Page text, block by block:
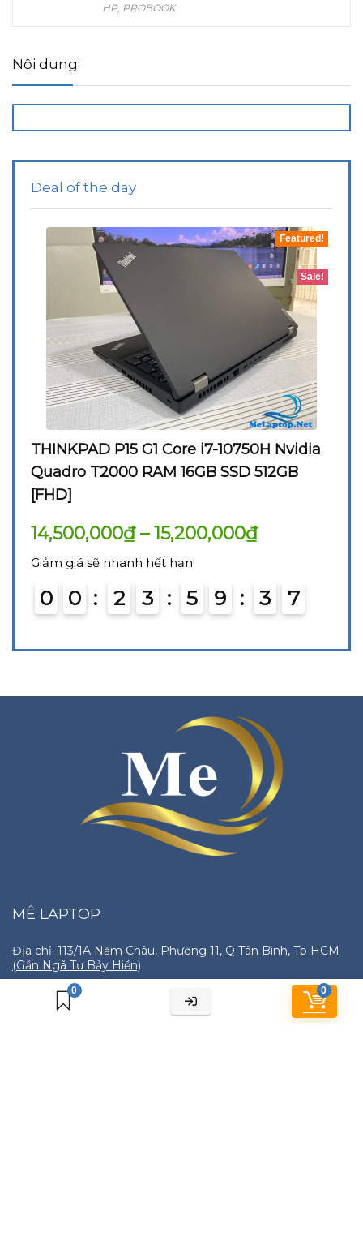
0 0
HP, PROBOOK
Nội dung:
Deal of the day
Featured!
Sale!
THINKPAD P15 G1 Core i7-10750H Nvidia
Quadro T2000 RAM 16GB SSD 512GB
[FHD]
14,500,000₫–15,200,000₫
Giảm giá sẽ nhanh hết hạn!
0 0 2 3 5 9 3
6
MÊ LAPTOP
Địa chỉ: 113/1A Năm Châu, Phường 11, Q Tân Bình, Tp HCM
(Gần Ngã Tư Bảy Hiền)
Hotline: 091959-2328
Zalo: 091959-2328